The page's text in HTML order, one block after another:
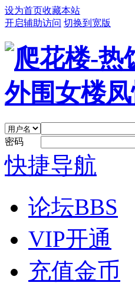
设为首页收藏本站
开启辅助访问 切换到宽版
密码
快捷导航
论坛BBS
VIP开通
充值金币